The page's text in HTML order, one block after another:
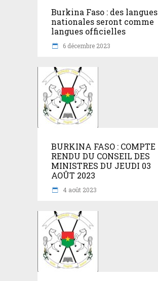
Burkina Faso : des langues
nationales seront comme
langues officielles
6 décembre 2023
BURKINA FASO : COMPTE
RENDU DU CONSEIL DES
MINISTRES DU JEUDI 03
AOÛT 2023
4 août 2023